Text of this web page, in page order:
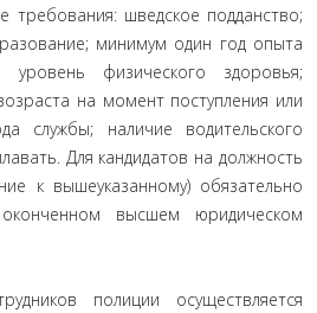
требования: шведское подданство;
минимум один год опыта
уровень физического здоровья;
на момент поступления или
службы; наличие водительского
Для кандидатов на должность
к вышеуказанному) обязательно
высшем юридическом
полиции осуществляется